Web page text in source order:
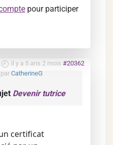
pour participer
il y a 5 ans 2 mois #20362
par CatherineG
Devenir tutrice
certificat